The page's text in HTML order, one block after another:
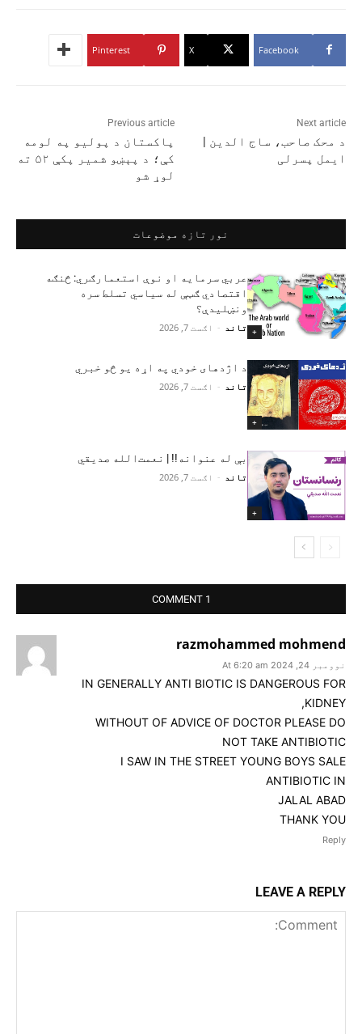
Facebook
X
Pinterest
Previous article
پاکستان د پولیو په لومه
کې؛ د پېښو شمیر پکې ۵۲ ته
لوړ شو
Next article
د محک صاحب، ساج الدین |
ایمل پسرلی
نور تازه موضوعات
+
عربي سرمایه او نوې استعمارګري: څنګه
اقتصادي ګټې له سیاسي تسلط سره
ونښلیدې؟
تاند - اګست 7, 2026
+
د اژدهای خودي په اړه یو څو خبري
تاند - اګست 7, 2026
+
بې له عنوانه!! | نعمت‌الله صدیقي
تاند - اګست 7, 2026
1 COMMENT
razmohammed mohmend
نوومبر 24, 2024 At 6:20 am
IN GENERALLY ANTI BIOTIC IS DANGEROUS FOR
KIDNEY,
WITHOUT OF ADVICE OF DOCTOR PLEASE DO
NOT TAKE ANTIBIOTIC
I SAW IN THE STREET YOUNG BOYS SALE
ANTIBIOTIC IN
JALAL ABAD
THANK YOU
Reply
LEAVE A REPLY